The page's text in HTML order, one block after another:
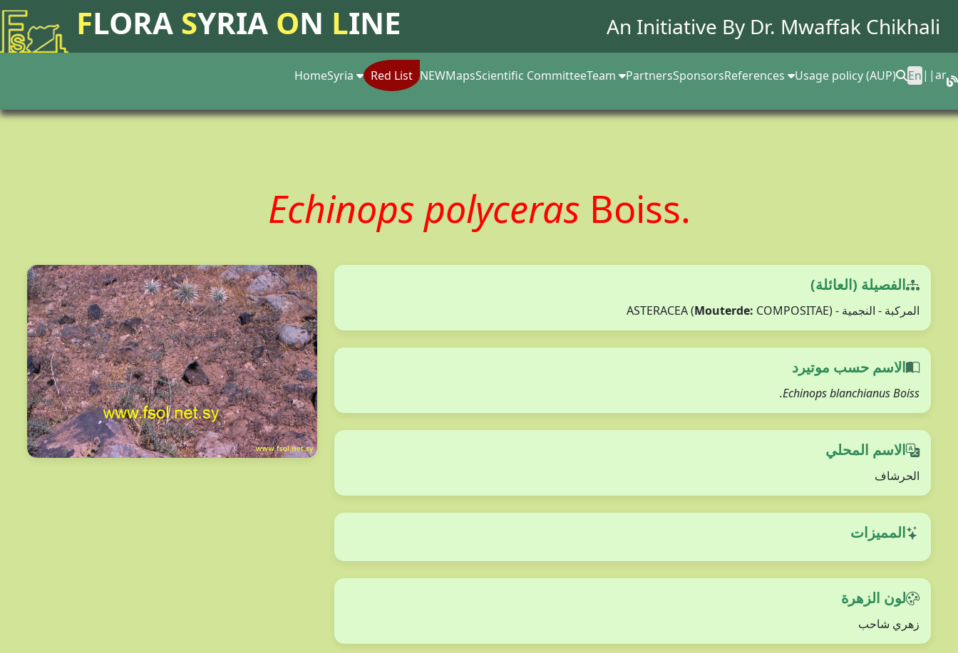
FLORA SYRIA ON LINE An Initiative By Dr. Mwaffak Chikhali
HomeSyria Red List NEWMapsScientific CommitteeTeam PartnersSponsorsReferences Usage policy (AUP) En ||ar
Echinops polyceras Boiss.
الفصيلة (العائلة)
المركبة - النجمية - ASTERACEA ( Mouterde: COMPOSITAE)
الاسم حسب موتيرد
Echinops blanchianus Boiss.
الاسم المحلي
الحرشاف
المميزات
لون الزهرة
زهري شاحب